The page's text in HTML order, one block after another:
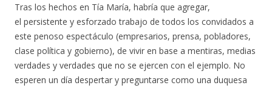
Tras los hechos en Tía María, habría que agregar,
el persistente y esforzado trabajo de todos los convidados a
este penoso espectáculo (empresarios, prensa, pobladores,
clase política y gobierno), de vivir en base a mentiras, medias
verdades y verdades que no se ejercen con el ejemplo. No
esperen un día despertar y preguntarse como una duquesa